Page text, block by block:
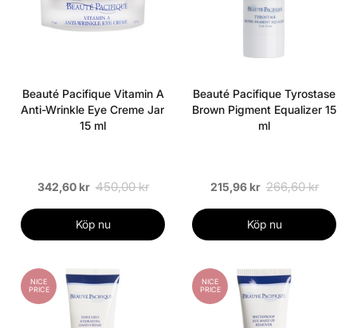
Beauté Pacifique Vitamin A
Anti-Wrinkle Eye Creme Jar
15 ml
342,60 kr 450,00 kr
Köp nu
Beauté Pacifique Tyrostase
Brown Pigment Equalizer 15
ml
215,96 kr 266,60 kr
Köp nu
NICE
PRICE
NICE
PRICE